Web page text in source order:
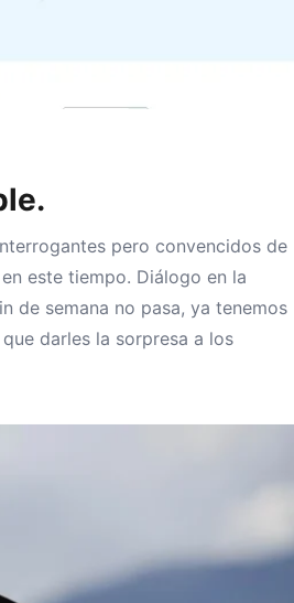
pero convencidos de
este tiempo. Diálogo en la
de semana no pasa, ya tenemos
darles la sorpresa a los